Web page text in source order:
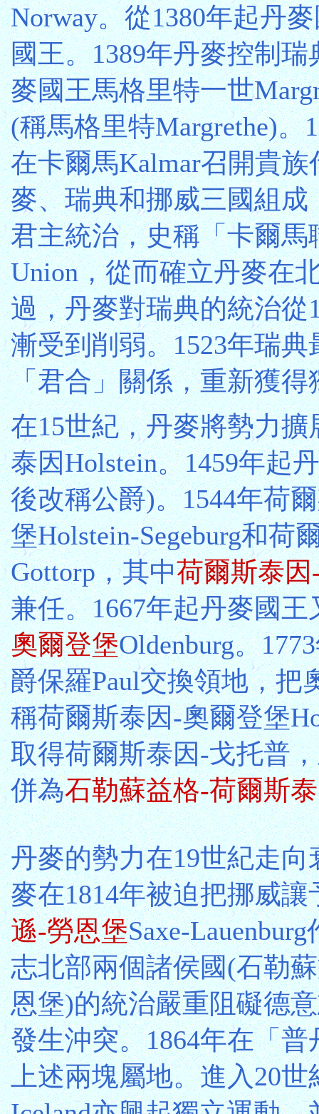
Norway。從1380年起丹
國王。1389年丹麥控制瑞
麥國王馬格里特一世
(稱馬格里特Margrethe)。
在卡爾馬Kalmar召開貴
麥、瑞典和挪威三國組成
君主統治，史稱「卡爾馬
Union，從而確立丹麥在
過，丹麥對瑞典的統治從
漸受到削弱。1523年瑞
「君合」關係，重新獲得
在15世紀，丹麥將勢力
泰因Holstein。1459年起
後改稱公爵)。1544年荷
堡Holstein-Segeburg和荷
Gottorp，其中荷爾斯泰
兼任。1667年起丹麥國
奧爾登堡Oldenburg。
爵保羅Paul交換領地，把
稱荷爾斯泰因-奧爾登堡
取得荷爾斯泰因-戈托普
併為石勒蘇益格-荷爾斯
丹麥的勢力在19世紀走
麥在1814年被迫把挪威
遜-勞恩堡Saxe-
志北部兩個諸侯國(石勒
恩堡)的統治嚴重阻礙德
發生沖突。1864年在「
上述兩塊屬地。進入20